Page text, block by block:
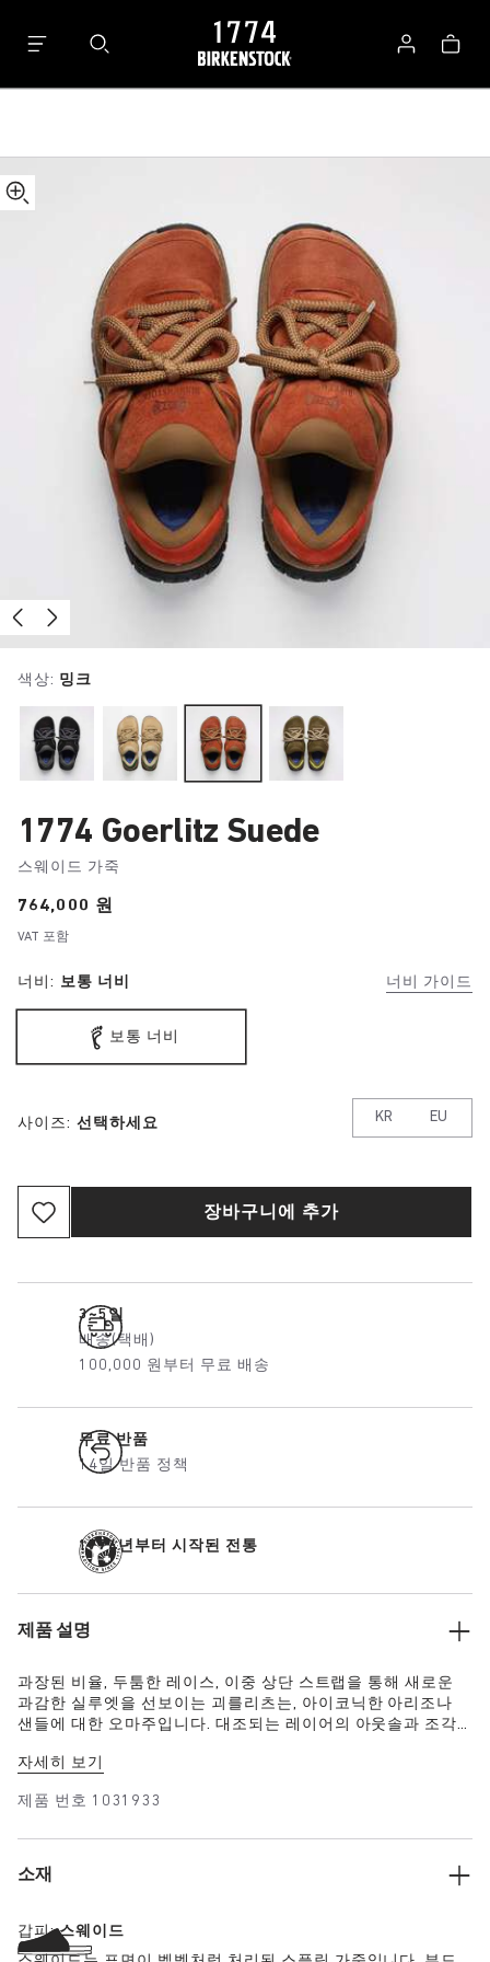
그
가
방
Suede
Leather
색상: 밍크
1774 Goerlitz Suede
스웨이드 가죽
Price:
764,000 원
VAT 포함
너비: 보통 너비 너비 가이드
보통 너비
사이즈: 선택하세요 KR EU
장바구니에 추가
3~5일
배송(택배)
100,000 원부터 무료 배송
무료 반품
14일 반품 정책
1774년부터 시작된 전통
제품 설명
과장된 비율, 두툼한 레이스, 이중 상단 스트랩을 통해 새로운
과감한 실루엣을 선보이는 괴를리츠는, 아이코닉한 아리조나
샌들에 대한 오마주입니다. 대조되는 레이어의 아웃솔과 조각
고급 스웨이드는 깊이감, 질감, 현대적인 세련미를 더해줍니다.
자세히 보기
제품 번호 1031933
소재
product
갑피:스웨이드